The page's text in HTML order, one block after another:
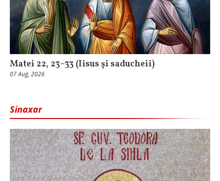
Matei 22, 23–33 (Iisus și saducheii)
07 Aug, 2026
Sinaxar